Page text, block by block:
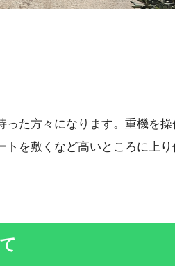
た方々になります。重機を
を敷くなど高いところに上